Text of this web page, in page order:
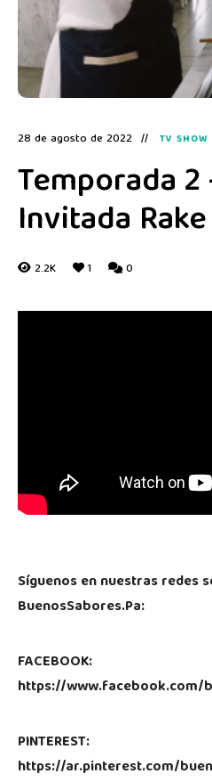
28 de agosto de 2022 TV SHOW
Temporada 2
Invitada
2.2K 1 0
Síguenos en nuestras redes
BuenosSabores.Pa:
FACEBOOK:
https://www.facebook.com/
PINTEREST:
https://ar.pinterest.com/